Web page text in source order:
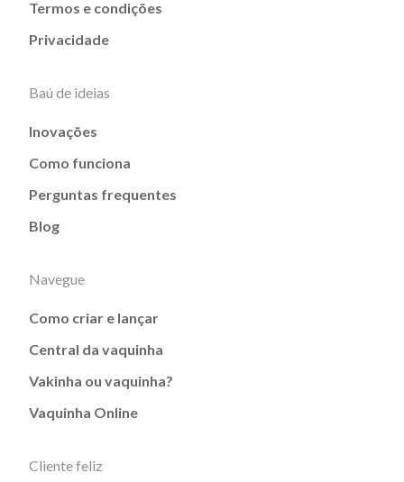
Termos e condições
Privacidade
Baú de ideias
Inovações
Como funciona
Perguntas frequentes
Blog
Navegue
Como criar e lançar
Central da vaquinha
Vakinha ou vaquinha?
Vaquinha Online
Cliente feliz